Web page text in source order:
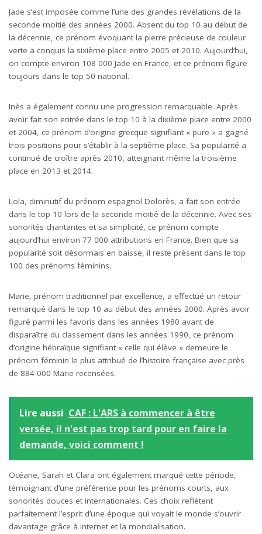
Jade s’est imposée comme l’une des grandes révélations de la
seconde moitié des années 2000. Absent du top 10 au début de
la décennie, ce prénom évoquant la pierre précieuse de couleur
verte a conquis la sixième place entre 2005 et 2010. Aujourd’hui,
on compte environ 108 000 Jade en France, et ce prénom figure
toujours dans le top 50 national.
Inès a également connu une progression remarquable. Après
avoir fait son entrée dans le top 10 à la dixième place entre 2000
et 2004, ce prénom d’origine grecque signifiant « pure » a gagné
trois positions pour s’établir à la septième place. Sa popularité a
continué de croître après 2010, atteignant même la troisième
place en 2013 et 2014.
Lola, diminutif du prénom espagnol Dolorès, a fait son entrée
dans le top 10 lors de la seconde moitié de la décennie. Avec ses
sonorités chantantes et sa simplicité, ce prénom compte
aujourd’hui environ 77 000 attributions en France. Bien que sa
popularité soit désormais en baisse, il reste présent dans le top
100 des prénoms féminins.
Marie, prénom traditionnel par excellence, a effectué un retour
remarqué dans le top 10 au début des années 2000. Après avoir
figuré parmi les favoris dans les années 1980 avant de
disparaître du classement dans les années 1990, ce prénom
d’origine hébraïque signifiant « celle qui élève » demeure le
prénom féminin le plus attribué de l’histoire française avec près
de 884 000 Marie recensées.
Lire aussi CAF : L'ARS à commencer à être
versée, il n'est pas trop tard pour en faire la
demande, voici comment !
Océane, Sarah et Clara ont également marqué cette période,
témoignant d’une préférence pour les prénoms courts, aux
sonorités douces et internationales. Ces choix reflètent
parfaitement l’esprit d’une époque qui voyait le monde s’ouvrir
davantage grâce à internet et la mondialisation.